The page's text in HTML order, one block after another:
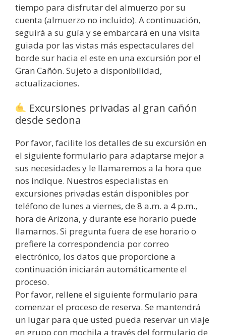
tiempo para disfrutar del almuerzo por su
cuenta (almuerzo no incluido). A continuación,
seguirá a su guía y se embarcará en una visita
guiada por las vistas más espectaculares del
borde sur hacia el este en una excursión por el
Gran Cañón. Sujeto a disponibilidad,
actualizaciones.
Excursiones privadas al gran cañón
desde sedona
Por favor, facilite los detalles de su excursión en
el siguiente formulario para adaptarse mejor a
sus necesidades y le llamaremos a la hora que
nos indique. Nuestros especialistas en
excursiones privadas están disponibles por
teléfono de lunes a viernes, de 8 a.m. a 4 p.m.,
hora de Arizona, y durante ese horario puede
llamarnos. Si pregunta fuera de ese horario o
prefiere la correspondencia por correo
electrónico, los datos que proporcione a
continuación iniciarán automáticamente el
proceso.
Por favor, rellene el siguiente formulario para
comenzar el proceso de reserva. Se mantendrá
un lugar para que usted pueda reservar un viaje
en grupo con mochila a través del formulario de